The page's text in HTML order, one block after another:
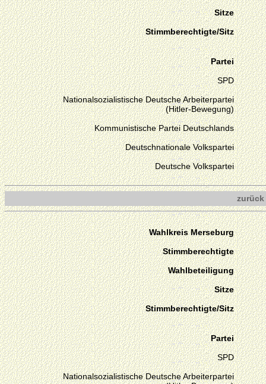
Sitze
Stimmberechtigte/Sitz
Partei
SPD
Nationalsozialistische Deutsche Arbeiterpartei
(Hitler-Bewegung)
Kommunistische Partei Deutschlands
Deutschnationale Volkspartei
Deutsche Volkspartei
zurück
Wahlkreis Merseburg
Stimmberechtigte
Wahlbeteiligung
Sitze
Stimmberechtigte/Sitz
Partei
SPD
Nationalsozialistische Deutsche Arbeiterpartei